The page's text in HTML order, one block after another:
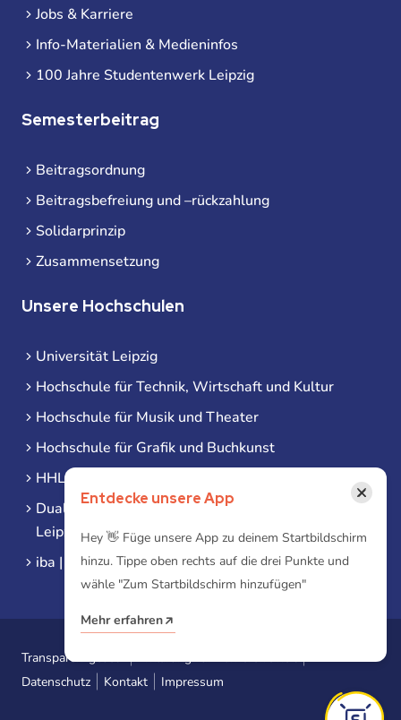
Jobs & Karriere
Info-Materialien & Medieninfos
100 Jahre Studentenwerk Leipzig
Semesterbeitrag
Beitragsordnung
Beitragsbefreiung und –rückzahlung
Solidarprinzip
Zusammensetzung
Unsere Hochschulen
Universität Leipzig
Hochschule für Technik, Wirtschaft und Kultur
Hochschule für Musik und Theater
Hochschule für Grafik und Buchkunst
HHL Leipzig
Duale Hochschule Sachsen (DHSN) am Standort
Leipzig
iba | Campus Leipzig
Transparenzgesetz
Erklärung zur Barrierefreiheit
Datenschutz
Kontakt Impressum
Entdecke unsere App ×
Hey 👋 Füge unsere App zu deinem Startbildschirm
hinzu. Tippe oben rechts auf die drei Punkte und
wähle "Zum Startbildschirm hinzufügen"
Mehr erfahren